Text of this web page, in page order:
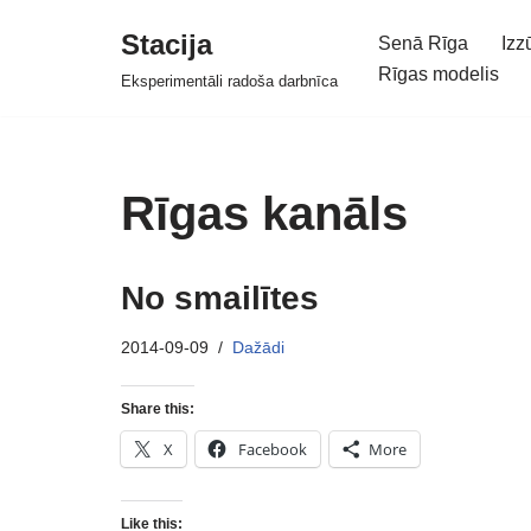
Stacija
Eksperimentāli radoša darbnīca
Senā Rīga
Rīgas modelis
Rīgas kanāls
No smailītes
2014-09-09 Dažādi
Share this:
X Facebook More
Like this: